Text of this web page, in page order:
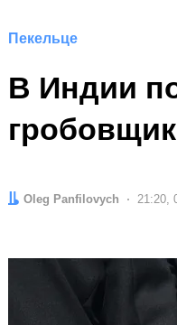
Пекельце
В Индии
Автор:
Oleg Panfilovych Дата:
21:20,